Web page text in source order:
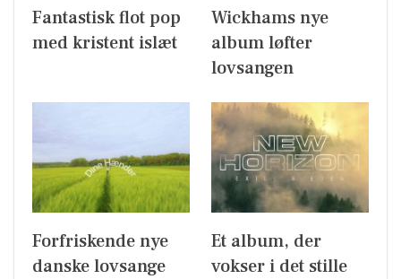
Fantastisk flot pop
med kristent islæt
Wickhams nye
album løfter
lovsangen
Forfriskende nye
danske lovsange
Et album, der
vokser i det stille